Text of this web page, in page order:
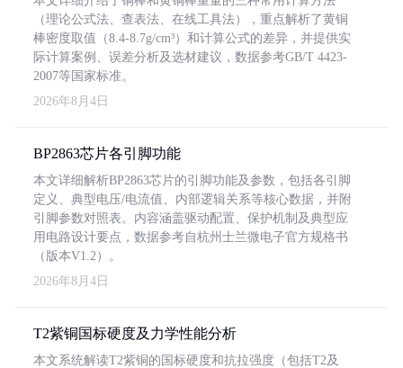
（理论公式法、查表法、在线工具法），重点解析了黄铜
棒密度取值（8.4-8.7g/cm³）和计算公式的差异，并提供实
际计算案例、误差分析及选材建议，数据参考GB/T 4423-
2007等国家标准。
2026年8月4日
BP2863芯片各引脚功能
本文详细解析BP2863芯片的引脚功能及参数，包括各引脚
定义、典型电压/电流值、内部逻辑关系等核心数据，并附
引脚参数对照表。内容涵盖驱动配置、保护机制及典型应
用电路设计要点，数据参考自杭州士兰微电子官方规格书
（版本V1.2）。
2026年8月4日
T2紫铜国标硬度及力学性能分析
本文系统解读T2紫铜的国标硬度和抗拉强度（包括T2及